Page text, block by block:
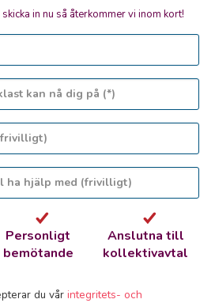
in nu så återkommer vi inom kort!
Personligt
bemötande
Anslutna till
kollektivavtal
du vår integritets- och